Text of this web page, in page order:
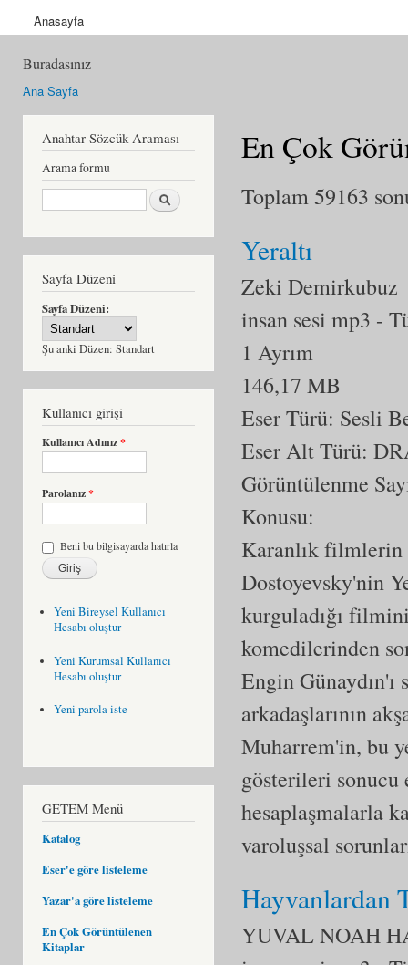
Anasayfa
Buradasınız
Ana Sayfa
Anahtar Sözcük Araması
Arama formu
Ara
Sayfa Düzeni
Sayfa Düzeni:
Şu anki Düzen: Standart
Kullanıcı girişi
Kullanıcı Adınız*
Parolanız*
Beni bu bilgisayarda hatırla
Yeni Bireysel Kullanıcı
Hesabı oluştur
Yeni Kurumsal Kullanıcı
Hesabı oluştur
Yeni parola iste
GETEM Menü
Katalog
Eser'e göre listeleme
Yazar'a göre listeleme
En Çok Görüntülenen
Kitaplar
En Çok
Toplam 59163
Yeraltı
Zeki Demirkubuz
insan sesi mp3 -
1 Ayrım
146,17 MB
Eser Türü: Sesli
Eser Alt Türü:
Görüntülenme
Konusu:
Karanlık filmlerin
Dostoyevsky'nin
kurguladığı
komedilerinden
Engin
arkadaşlarının
Muharrem'in, bu
gösterileri sonucu
hesaplaşmalarla
varoluşsal
Hayvanlardan
YUVAL NOAH